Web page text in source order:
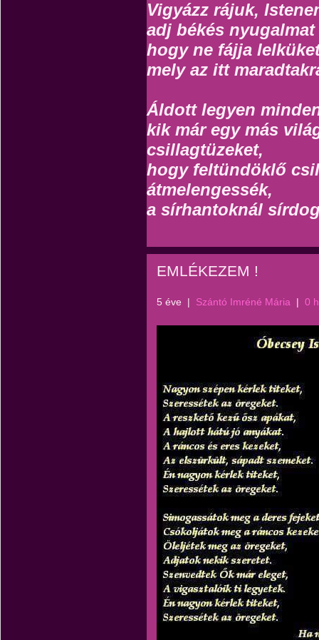
Vigyázz rájuk,
adj békés
hogy ne fájja
mely az itt
Áldott legyen
kik már egy más
csillagtüzeket,
hogy feltündöklő
átmelengessék,
a sírhantoknál
EMLÉKEZEM !
5 éve | Szántó Imréné Mária | 0